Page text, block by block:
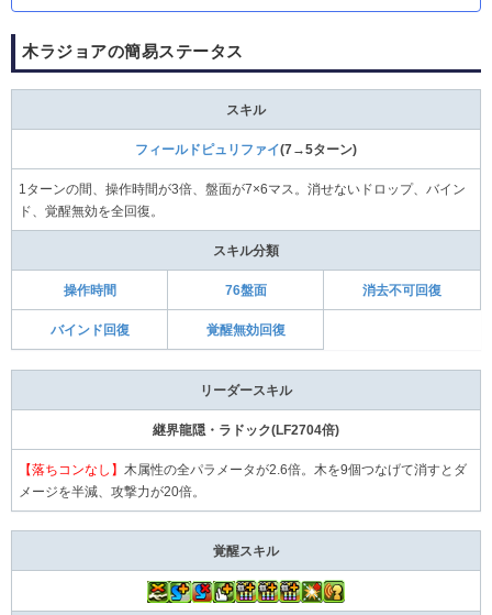
木ラジョアの簡易ステータス
スキル
フィールドピュリファイ(7→5ターン)
1ターンの間、操作時間が3倍、盤面が7×6マス。消せないドロップ、バイン
ド、覚醒無効を全回復。
スキル分類
操作時間 76盤面 消去不可回復
バインド回復 覚醒無効回復
リーダースキル
継界龍隠・ラドック(LF2704倍)
【落ちコンなし】 木属性の全パラメータが2.6倍。木を9個つなげて消すとダ
メージを半減、攻撃力が20倍。
覚醒スキル